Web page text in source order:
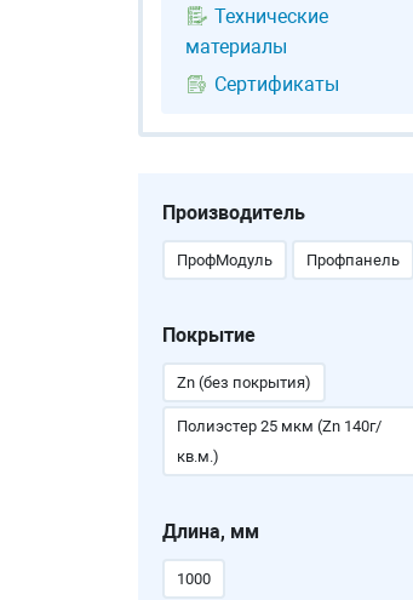
Технические
материалы
Сертификаты
Производитель
ПрофМодуль Профпанель
Покрытие
Zn (без покрытия)
Полиэстер 25 мкм (Zn 140г/
кв.м.)
Длина, мм
1000